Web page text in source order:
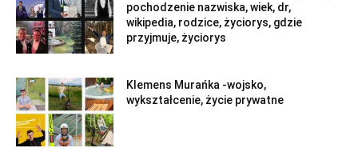
pochodzenie nazwiska, wiek, dr,
wikipedia, rodzice, życiorys, gdzie
przyjmuje, życiorys
Klemens Murańka -wojsko,
wykształcenie, życie prywatne